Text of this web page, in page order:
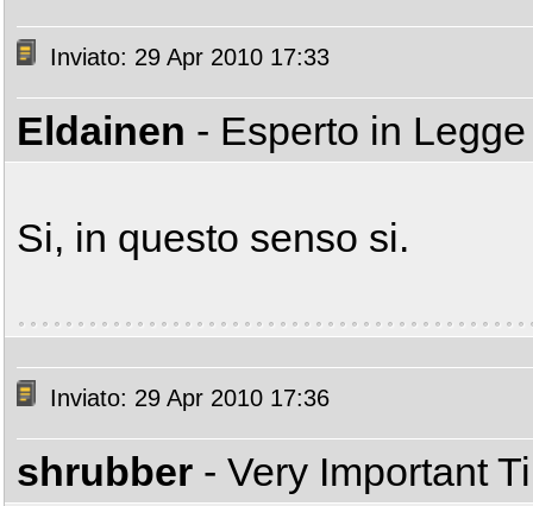
Inviato: 29 Apr 2010 17:33
Eldainen - Esperto in
Si, in questo senso si.
Inviato: 29 Apr 2010 17:36
shrubber - Very Important